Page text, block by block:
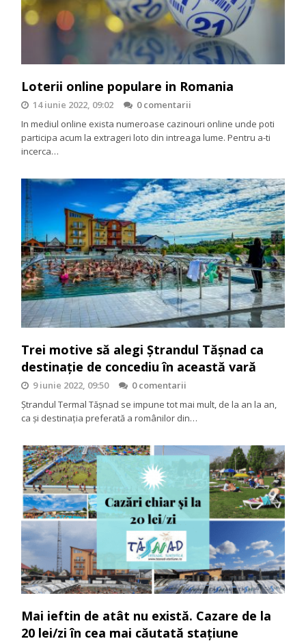
Loterii online populare in Romania
14 iunie 2022, 09:02
0 comentarii
In mediul online exista numeroase cazinouri online unde poti
participa acum la extrageri loto din intreaga lume. Pentru a-ti
incerca…
Trei motive să alegi Ștrandul Tășnad ca
destinație de concediu în această vară
9 iunie 2022, 09:50
0 comentarii
Ștrandul Termal Tășnad se impune tot mai mult, de la an la an,
ca și destinația preferată a românilor din…
Mai ieftin de atât nu există. Cazare de la
20 lei/zi în cea mai căutată stațiune